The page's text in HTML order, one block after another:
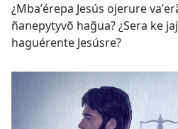
¿Mbaʼérepa Jesús ojerure
ñanepytyvõ hag̃ua? ¿Sera ke
haguérente Jesúsre?